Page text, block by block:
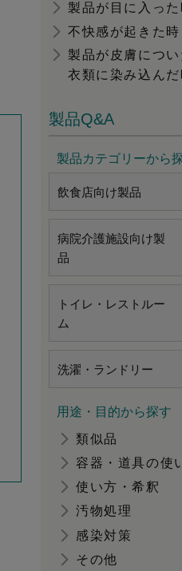
製品が目に入った
不快感が起きた時
製品が皮膚につ
衣類に染み込んだ
製品Q&A
製品カテゴリーから
飲食店向け製品
病院介護施設向け製
品
トイレ・レストルー
ム
洗濯・ランドリー
用途・目的から探す
類似品
容器・道具の使
使い方・希釈
汚物処理
感染対策
その他